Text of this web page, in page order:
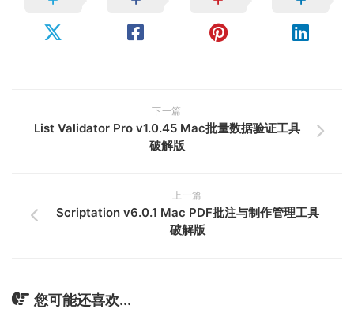
下一篇
List Validator Pro v1.0.45 Mac批量数据验证工具
破解版
上一篇
Scriptation v6.0.1 Mac PDF批注与制作管理工具
破解版
您可能还喜欢...